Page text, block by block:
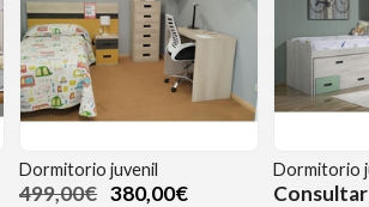
Dormitorio juvenil
499,00€ 380,00€
Dormitorio